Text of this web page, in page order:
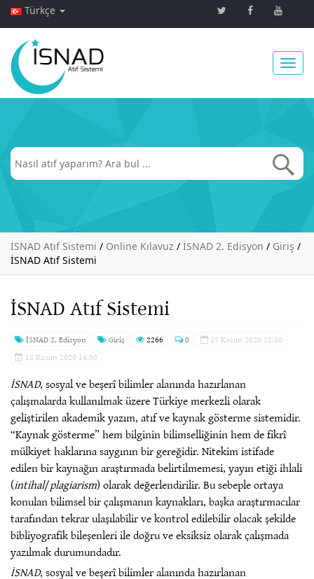
Türkçe
İSNAD Atıf Sistemi / Online Kılavuz / İSNAD 2. Edisyon / Giriş /
İSNAD Atıf Sistemi
İSNAD Atıf Sistemi
İSNAD 2. Edisyon Giriş 2266 0
17 Kasım 2020 22:10
18 Kasım 2020 14:50
İSNAD, sosyal ve beşerî bilimler alanında hazırlanan
çalışmalarda kullanılmak üzere Türkiye merkezli olarak
geliştirilen akademik yazım, atıf ve kaynak gösterme sistemidir.
“Kaynak gösterme” hem bilginin bilimselliğinin hem de fikrî
mülkiyet haklarına saygının bir gereğidir. Nitekim istifade
edilen bir kaynağın araştırmada belirtilmemesi, yayın etiği ihlali
(intihal/plagiarism) olarak değerlendirilir. Bu sebeple ortaya
konulan bilimsel bir çalışmanın kaynakları, başka araştırmacılar
tarafından tekrar ulaşılabilir ve kontrol edilebilir olacak şekilde
bibliyografik bileşenleri ile doğru ve eksiksiz olarak çalışmada
yazılmak durumundadır.
İSNAD, sosyal ve beşerî bilimler alanında hazırlanan